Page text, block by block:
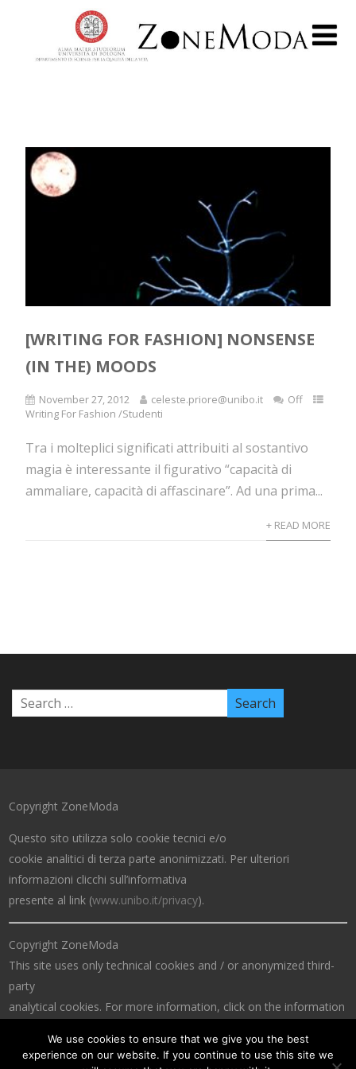
[WRITING FOR FASHION] NONSENSE
(IN THE) MOODS
November 27, 2012 celeste.priore@unibo.it
Off
Writing For Fashion /Studenti
Tra i molteplici significati attribuiti al sostantivo
magia è interessante il figurativo “capacità di
ammaliare, capacità di affascinare”. Ad una prima...
+ READ MORE
Copyright ZoneModa
Questo sito utilizza solo cookie tecnici e/o
cookie analitici di terza parte anonimizzati. Per ulteriori
informazioni clicchi sull’informativa
presente al link (www.unibo.it/privacy).
Copyright ZoneModa
This site uses only technical cookies and / or anonymized third-
party
analytical cookies. For more information, click on the information
We use cookies to ensure that we give you the best
experience on our website. If you continue to use this site we